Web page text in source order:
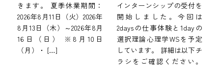
きます。 夏季休業期間：
2026年8月11日（火）2026年
8月13日（木）～2026年8月
16日（日） ※8月10日
（月）・ […]
インターンシップの受付を
開始しました。今回は
2daysの仕事体験と1dayの
選択理論心理学WSを予定
しています。 詳細は以下チ
ラシをご確認ください。